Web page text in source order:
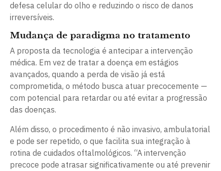
defesa celular do olho e reduzindo o risco de danos
irreversíveis.
Mudança de paradigma no tratamento
A proposta da tecnologia é antecipar a intervenção
médica. Em vez de tratar a doença em estágios
avançados, quando a perda de visão já está
comprometida, o método busca atuar precocemente —
com potencial para retardar ou até evitar a progressão
das doenças.
Além disso, o procedimento é não invasivo, ambulatorial
e pode ser repetido, o que facilita sua integração à
rotina de cuidados oftalmológicos. “A intervenção
precoce pode atrasar significativamente ou até prevenir